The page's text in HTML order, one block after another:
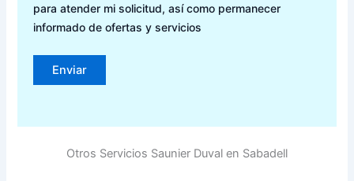
para atender mi solicitud, así como permanecer
informado de ofertas y servicios
Otros Servicios Saunier Duval en Sabadell